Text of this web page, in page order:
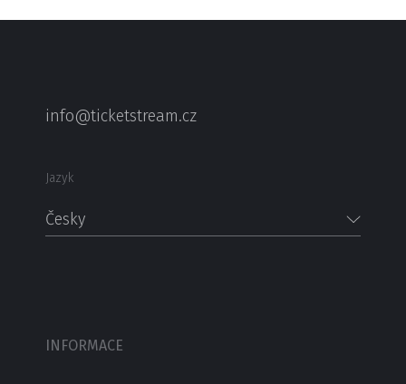
info@ticketstream.cz
Jazyk
Česky
INFORMACE